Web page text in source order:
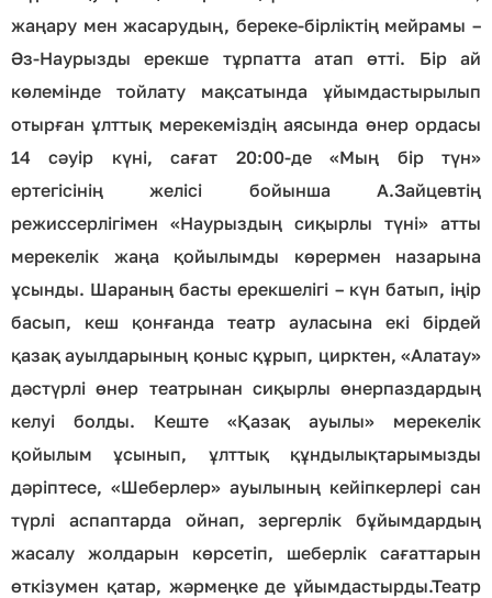
жаңару мен жасарудың, береке-бірліктің мейрамы –
Әз-Наурызды ерекше тұрпатта атап өтті. Бір ай
көлемінде тойлату мақсатында ұйымдастырылып
отырған ұлттық мерекеміздің аясында өнер ордасы
14 сәуір күні, сағат 20:00-де «Мың бір түн»
ертегісінің желісі бойынша А.Зайцевтің
режиссерлігімен «Наурыздың сиқырлы түні» атты
мерекелік жаңа қойылымды көрермен назарына
ұсынды. Шараның басты ерекшелігі – күн батып, іңір
басып, кеш қонғанда театр ауласына екі бірдей
қазақ ауылдарының қоныс құрып, цирктен, «Алатау»
дәстүрлі өнер театрынан сиқырлы өнерпаздардың
келуі болды. Кеште «Қазақ ауылы» мерекелік
қойылым ұсынып, ұлттық құндылықтарымызды
дәріптесе, «Шеберлер» ауылының кейіпкерлері сан
түрлі аспаптарда ойнап, зергерлік бұйымдардың
жасалу жолдарын көрсетіп, шеберлік сағаттарын
өткізумен қатар, жәрмеңке де ұйымдастырды.Театр